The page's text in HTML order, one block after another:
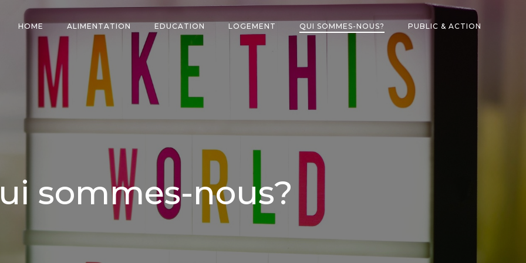
HOME ALIMENTATION EDUCATION LOGEMENT QUI SOMMES-NOUS? PUBLIC & ACTION
sommes-nous?